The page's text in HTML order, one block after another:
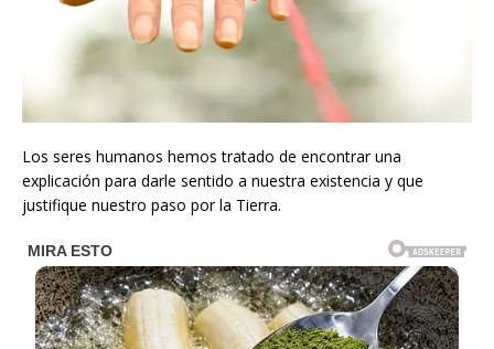
Los seres humanos hemos tratado de encontrar una
explicación para darle sentido a nuestra existencia y que
justifique nuestro paso por la Tierra.